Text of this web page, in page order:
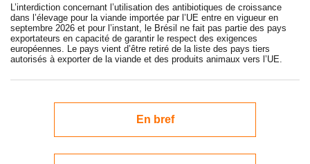
L’interdiction concernant l’utilisation des antibiotiques de croissance
dans l’élevage pour la viande importée par l’UE entre en vigueur en
septembre 2026 et pour l’instant, le Brésil ne fait pas partie des pays
exportateurs en capacité de garantir le respect des exigences
européennes. Le pays vient d’être retiré de la liste des pays tiers
autorisés à exporter de la viande et des produits animaux vers l’UE.
En bref